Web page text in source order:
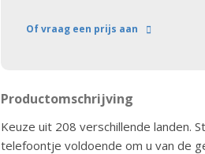
Of vraag een prijs aan
Productomschrijving
Keuze uit 208 verschillende landen.
telefoontje voldoende om u van de